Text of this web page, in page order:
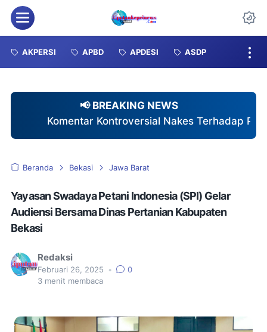
Menu
AKPERSI APBD APDESI ASDP
📢 BREAKING NEWS
Nakes Terhadap Pasien BPJS: Ketika
Beranda Bekasi Jawa Barat
Yayasan Swadaya Petani Indonesia (SPI) Gelar
Audiensi Bersama Dinas Pertanian Kabupaten
Bekasi
Redaksi
Februari 26, 2025 •
0
3 menit membaca